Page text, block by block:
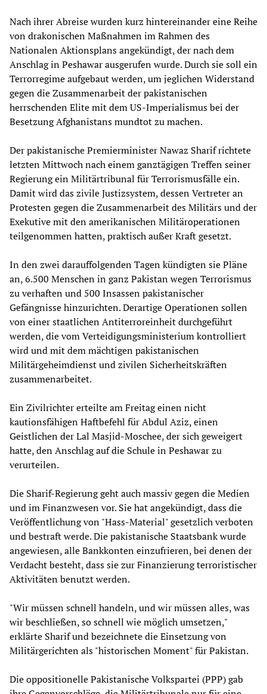
Nach ihrer Abreise wurden kurz hintereinander eine Reihe
von drakonischen Maßnahmen im Rahmen des
Nationalen Aktionsplans angekündigt, der nach dem
Anschlag in Peshawar ausgerufen wurde. Durch sie soll ein
Terrorregime aufgebaut werden, um jeglichen Widerstand
gegen die Zusammenarbeit der pakistanischen
herrschenden Elite mit dem US-Imperialismus bei der
Besetzung Afghanistans mundtot zu machen.
Der pakistanische Premierminister Nawaz Sharif richtete
letzten Mittwoch nach einem ganztägigen Treffen seiner
Regierung ein Militärtribunal für Terrorismusfälle ein.
Damit wird das zivile Justizsystem, dessen Vertreter an
Protesten gegen die Zusammenarbeit des Militärs und der
Exekutive mit den amerikanischen Militäroperationen
teilgenommen hatten, praktisch außer Kraft gesetzt.
In den zwei darauffolgenden Tagen kündigten sie Pläne
an, 6.500 Menschen in ganz Pakistan wegen Terrorismus
zu verhaften und 500 Insassen pakistanischer
Gefängnisse hinzurichten. Derartige Operationen sollen
von einer staatlichen Antiterroreinheit durchgeführt
werden, die vom Verteidigungsministerium kontrolliert
wird und mit dem mächtigen pakistanischen
Militärgeheimdienst und zivilen Sicherheitskräften
zusammenarbeitet.
Ein Zivilrichter erteilte am Freitag einen nicht
kautionsfähigen Haftbefehl für Abdul Aziz, einen
Geistlichen der Lal Masjid-Moschee, der sich geweigert
hatte, den Anschlag auf die Schule in Peshawar zu
verurteilen.
Die Sharif-Regierung geht auch massiv gegen die Medien
und im Finanzwesen vor. Sie hat angekündigt, dass die
Veröffentlichung von "Hass-Material" gesetzlich verboten
und bestraft werde. Die pakistanische Staatsbank wurde
angewiesen, alle Bankkonten einzufrieren, bei denen der
Verdacht besteht, dass sie zur Finanzierung terroristischer
Aktivitäten benutzt werden.
"Wir müssen schnell handeln, und wir müssen alles, was
wir beschließen, so schnell wie möglich umsetzen,"
erklärte Sharif und bezeichnete die Einsetzung von
Militärgerichten als "historischen Moment" für Pakistan.
Die oppositionelle Pakistanische Volkspartei (PPP) gab